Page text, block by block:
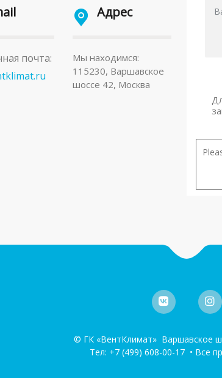
почта:
Адрес
Мы находимся:
115230, Варшавское
шоссе 42, Москва
© ГК «ВентКлимат» Варшавское
Тел: +7 (499) 608-00-17• Все